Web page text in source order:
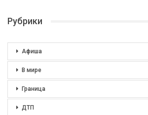
Рубрики
Афиша
В мире
Граница
ДТП